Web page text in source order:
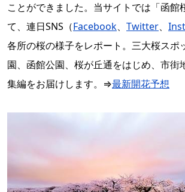
ことができました。当サイトでは「函館
て、連日SNS（Facebook、 Twitter、
各所の桜の様子をレポート。三大桜スポ
園、函館公園、桜が丘通をはじめ、市街
集編をお届けします。⇒最新開花予想